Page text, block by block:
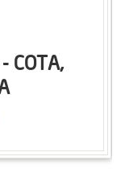
COTA,